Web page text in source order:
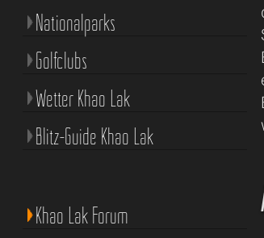
Nationalparks
Golfclubs
Wetter Khao Lak
Blitz-Guide Khao Lak
Khao Lak Forum